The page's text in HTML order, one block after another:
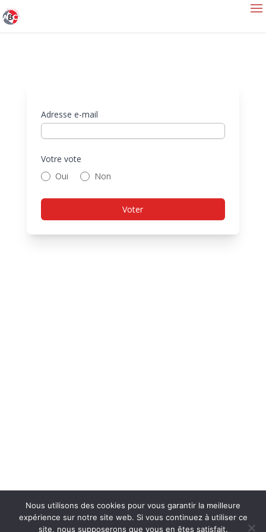
Adresse e-mail
Votre vote
Oui
Non
Voter
Nous utilisons des cookies pour vous garantir la meilleure
expérience sur notre site web. Si vous continuez à utiliser ce
site, nous supposerons que vous en êtes satisfait.